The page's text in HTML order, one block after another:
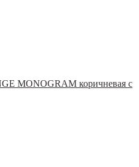
MONOGRAM коричневая с